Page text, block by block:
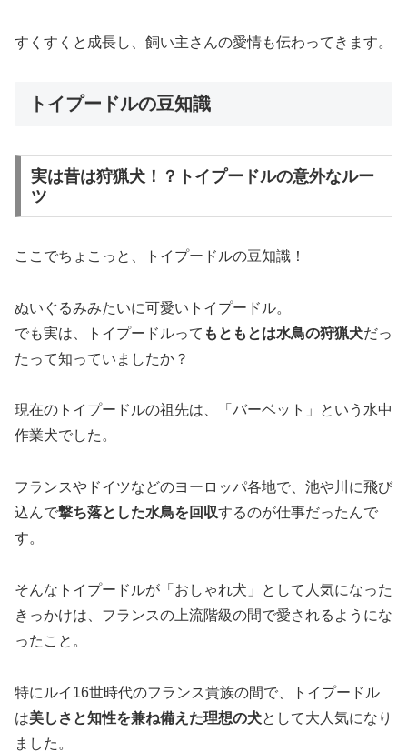
すくすくと成長し、飼い主さんの愛情も伝わってきます。
トイプードルの豆知識
実は昔は狩猟犬！？トイプードルの意外なルー
ツ
ここでちょこっと、トイプードルの豆知識！
ぬいぐるみみたいに可愛いトイプードル。
でも実は、トイプードルって もともとは水鳥の狩猟犬だっ
たって知っていましたか？
現在のトイプードルの祖先は、「バーベット」という水中
作業犬でした。
フランスやドイツなどのヨーロッパ各地で、池や川に飛び
込んで撃ち落とした水鳥を回収するのが仕事だったんで
す。
そんなトイプードルが「おしゃれ犬」として人気になった
きっかけは、フランスの上流階級の間で愛されるようにな
ったこと。
特にルイ16世時代のフランス貴族の間で、トイプードル
は美しさと知性を兼ね備えた理想の犬として大人気になり
ました。